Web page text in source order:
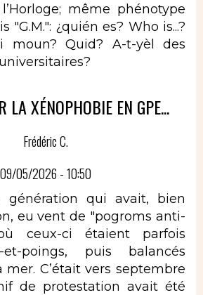
même phénotype
"G.M.": ¿quién es? Who is...?
moun? Quid? A-t-yèl des
LA XÉNOPHOBIE EN GPE...
Frédéric C.
09/05/2026 - 10:50
génération qui avait, bien
eu vent de "pogroms anti-
ceux-ci étaient parfois
et-poings, puis balancés
C’était vers septembre
de protestation avait été